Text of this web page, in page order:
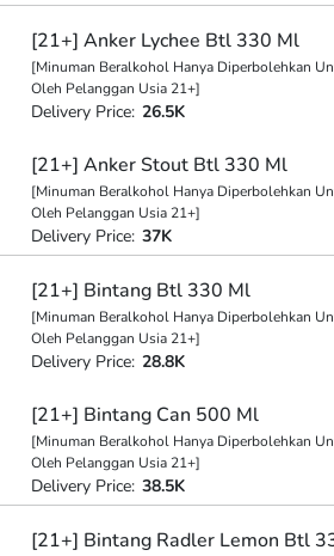
[21+] Anker Lychee Btl 330 Ml
[Minuman Beralkohol Hanya Diperbolehkan
Oleh Pelanggan Usia 21+]
Delivery Price: 26.5K
[21+] Anker Stout Btl 330 Ml
[Minuman Beralkohol Hanya Diperbolehkan
Oleh Pelanggan Usia 21+]
Delivery Price: 37K
[21+] Bintang Btl 330 Ml
[Minuman Beralkohol Hanya Diperbolehkan
Oleh Pelanggan Usia 21+]
Delivery Price: 28.8K
[21+] Bintang Can 500 Ml
[Minuman Beralkohol Hanya Diperbolehkan
Oleh Pelanggan Usia 21+]
Delivery Price: 38.5K
[21+] Bintang Radler Lemon Btl